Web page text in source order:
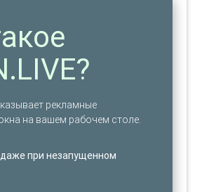
рекламные
на вашем рабочем столе.
при незапущенном